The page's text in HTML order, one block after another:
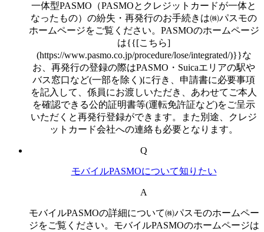
一体型PASMO（PASMOとクレジットカードが一体と
なったもの）の紛失・再発行のお手続きは㈱パスモの
ホームページをご覧ください。PASMOのホームページ
は{{[こちら]
(https://www.pasmo.co.jp/procedure/lose/integrated/)}}な
お、再発行の登録の際はPASMO・Suicaエリアの駅や
バス窓口など(一部を除く)に行き、申請書に必要事項
を記入して、係員にお渡しいただき、あわせてご本人
を確認できる公的証明書等(運転免許証など)をご呈示
いただくと再発行登録ができます。また別途、クレジ
ットカード会社への連絡も必要となります。
Q
モバイルPASMOについて知りたい
A
モバイルPASMOの詳細について㈱パスモのホームペー
ジをご覧ください。モバイルPASMOのホームページは